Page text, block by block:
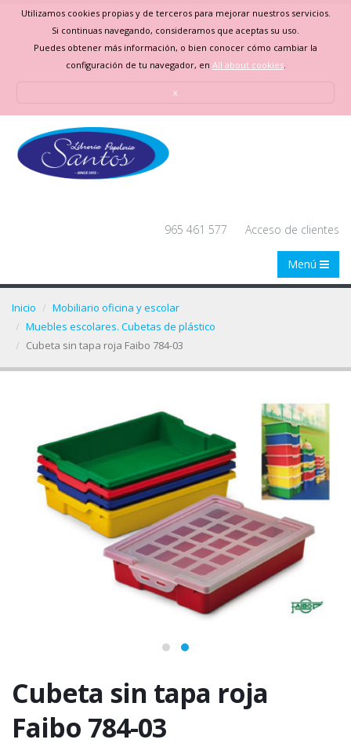
Utilizamos cookies propias y de terceros para mejorar nuestros servicios.
Si continuas navegando, consideramos que aceptas su uso.
Puedes obtener más información, o bien conocer cómo cambiar la
configuración de tu navegador, en All about cookies.
x
965 461 577 Acceso de clientes
Menú
Inicio
Mobiliario oficina y escolar
Muebles escolares. Cubetas de plástico
Cubeta sin tapa roja Faibo 784-03
Cubeta sin tapa roja
Faibo 784-03